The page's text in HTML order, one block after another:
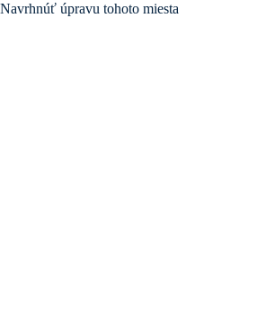
Navrhnúť úpravu tohoto miesta